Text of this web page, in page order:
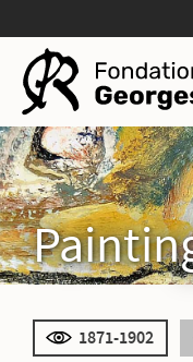
to
content
1871-1902